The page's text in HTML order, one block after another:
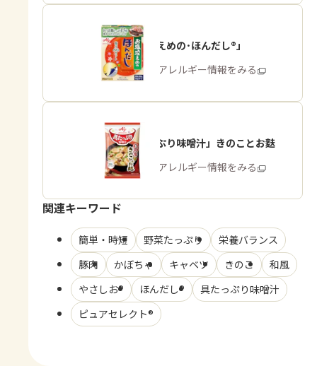
「お塩控えめの･ほんだし®」
商品・アレルギー情報をみる
「具たっぷり味噌汁」きのことお麩
商品・アレルギー情報をみる
関連キーワード
簡単・時短 野菜たっぷり
栄養バランス
豚肉
かぼちゃ キャベツ きのこ
和風
やさしお®
ほんだし®
具たっぷり味噌汁
ピュアセレクト®